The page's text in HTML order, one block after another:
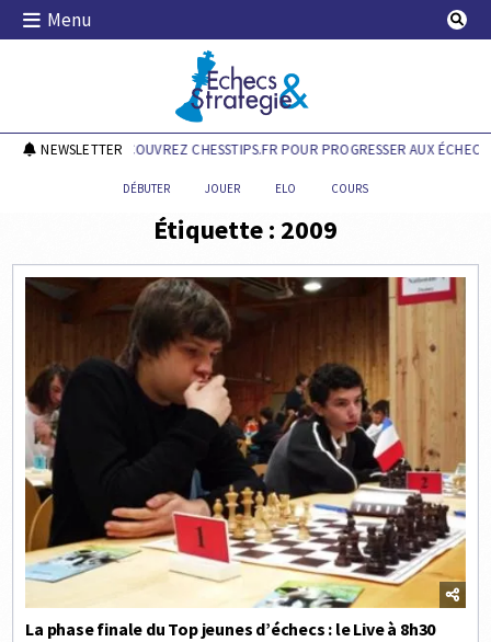
Skip
Menu
Echecs & Stratégie
NEWSLETTERDÉCOUVREZ CHESSTIPS.FR POUR PROGRESSER AUX ÉCHECS !
DÉBUTER JOUER ELO COURS
Étiquette : 2009
La phase finale du Top jeunes d’échecs : le Live à 8h30